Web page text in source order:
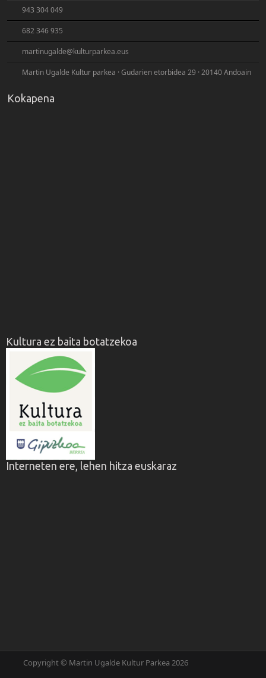
943 304 049
682 346 935
martinugalde@kulturparkea.eus
Martin Ugalde Kultur parkea · Gudarien etorbidea 29 · 20140 Andoain
Kokapena
Kultura ez baita botatzekoa
Interneten ere, lehen hitza euskaraz
Copyright © Martin Ugalde Kultur Parkea 2026